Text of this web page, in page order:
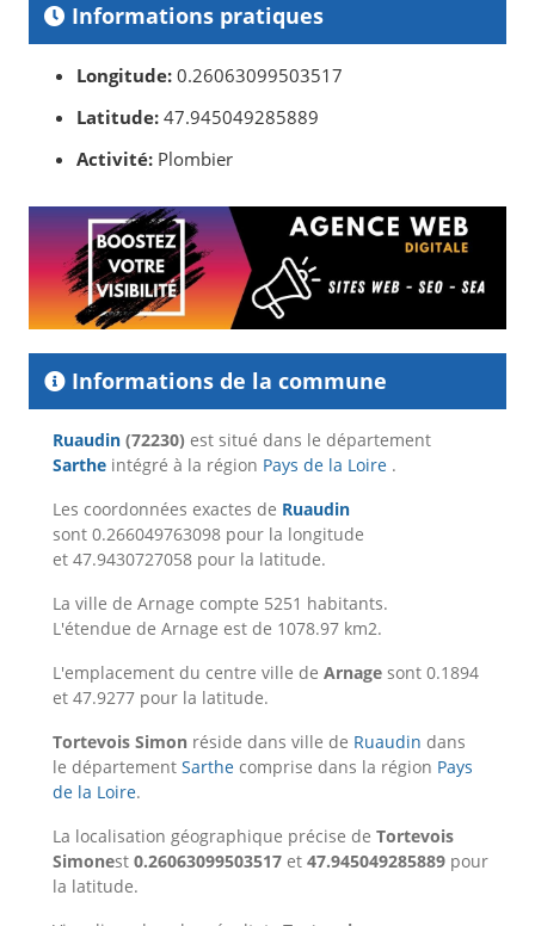
Informations pratiques
Longitude: 0.26063099503517
Latitude: 47.945049285889
Activité: Plombier
Informations de la commune
Ruaudin (72230) est situé dans le département
Sarthe intégré à la région Pays de la Loire .
Les coordonnées exactes de Ruaudin
sont 0.266049763098 pour la longitude
et 47.9430727058 pour la latitude.
La ville de Arnage compte 5251 habitants.
L'étendue de Arnage est de 1078.97 km2.
L'emplacement du centre ville de Arnage sont 0.1894
et 47.9277 pour la latitude.
Tortevois Simon réside dans ville de Ruaudin dans
le département Sarthe comprise dans la région Pays
de la Loire.
La localisation géographique précise de Tortevois
Simonest 0.26063099503517 et 47.945049285889 pour
la latitude.